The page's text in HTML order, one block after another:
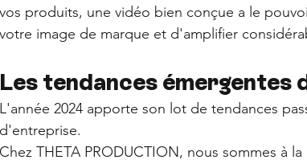
vos produits, une vidéo bien conçue a le
votre image de marque et d'amplifier
Les tendances émergentes
L'année 2024 apporte son lot de tendances
d'entreprise.
Chez THETA PRODUCTION, nous sommes à